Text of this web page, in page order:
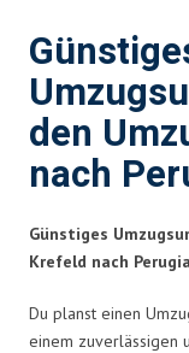
den
nach
Günstiges
Krefeld nach Perugia
Du planst einen
einem zuverlässigen